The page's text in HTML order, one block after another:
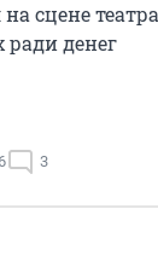
сцене
ради денег
3